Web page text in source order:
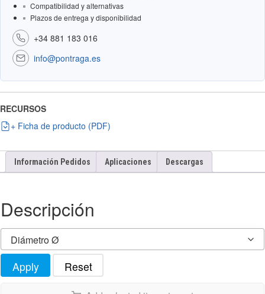
Compatibilidad y alternativas
Plazos de entrega y disponibilidad
+34 881 183 016
info@pontraga.es
RECURSOS
+ Ficha de producto (PDF)
Información Pedidos Aplicaciones Descargas
Descripción
Diámetro Ø
Apply Reset